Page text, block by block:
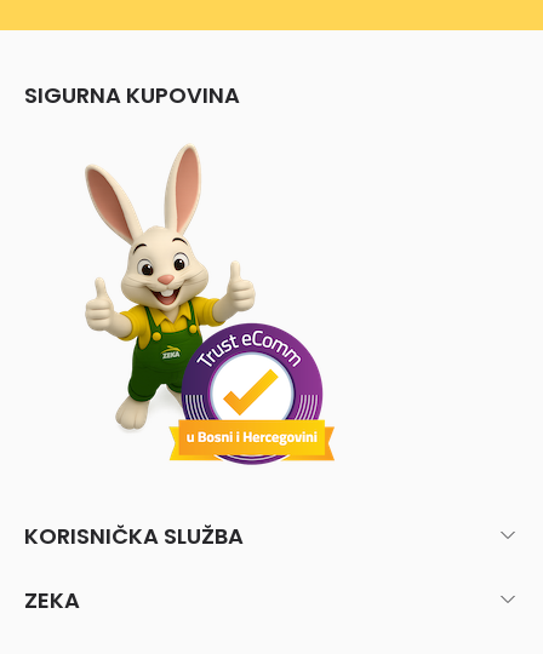
SIGURNA KUPOVINA
KORISNIČKA SLUŽBA
ZEKA